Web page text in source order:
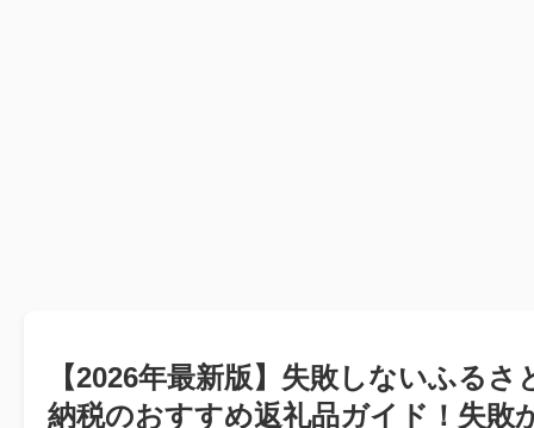
【2026年最新版】失敗しないふるさ
納税のおすすめ返礼品ガイド！失敗